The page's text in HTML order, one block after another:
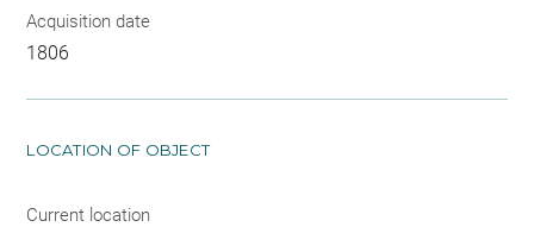
Acquisition date
1806
LOCATION OF OBJECT
Current location